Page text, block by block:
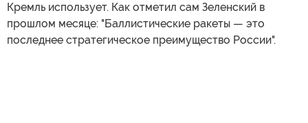
Кремль использует. Как отметил сам Зеленский в
прошлом месяце: "Баллистические ракеты — это
последнее стратегическое преимущество России".